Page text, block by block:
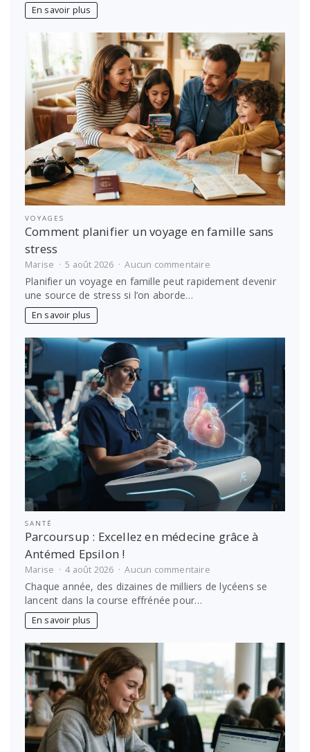
bon
prestataire
En savoir plus
VOYAGES
Comment planifier un voyage en famille sans
stress
Marise 5 août 2026 Aucun commentairesur
Comment
planifier
sans
Planifier un voyage en famille peut rapidement devenir
une source de stress si l’on aborde…
En savoir plus
SANTÉ
Parcoursup : Excellez en médecine grâce à
Antémed Epsilon !
Marise 4 août 2026 Aucun commentairesur
Parcoursup
:
Antémed
Epsilon
!
Chaque année, des dizaines de milliers de lycéens se
lancent dans la course effrénée pour…
En savoir plus